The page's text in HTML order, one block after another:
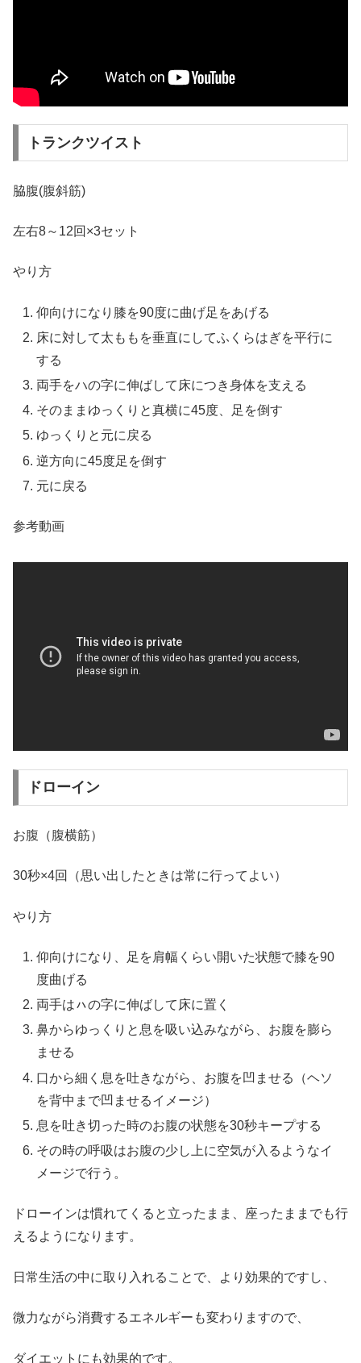
トランクツイスト
脇腹(腹斜筋)
左右8～12回×3セット
やり方
仰向けになり膝を90度に曲げ足をあげる
床に対して太ももを垂直にしてふくらはぎを平行に
する
両手をハの字に伸ばして床につき身体を支える
そのままゆっくりと真横に45度、足を倒す
ゆっくりと元に戻る
逆方向に45度足を倒す
元に戻る
参考動画
ドローイン
お腹（腹横筋）
30秒×4回（思い出したときは常に行ってよい）
やり方
仰向けになり、足を肩幅くらい開いた状態で膝を90
度曲げる
両手はㇵの字に伸ばして床に置く
鼻からゆっくりと息を吸い込みながら、お腹を膨ら
ませる
口から細く息を吐きながら、お腹を凹ませる（ヘソ
を背中まで凹ませるイメージ）
息を吐き切った時のお腹の状態を30秒キープする
その時の呼吸はお腹の少し上に空気が入るようなイ
メージで行う。
ドローインは慣れてくると立ったまま、座ったままでも行
えるようになります。
日常生活の中に取り入れることで、より効果的ですし、
微力ながら消費するエネルギーも変わりますので、
ダイエットにも効果的です。